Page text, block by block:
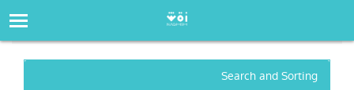
Search and Sorting